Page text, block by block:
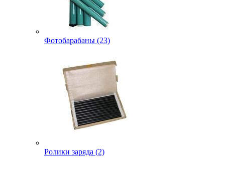
Фотобарабаны (23)
Ролики заряда (2)